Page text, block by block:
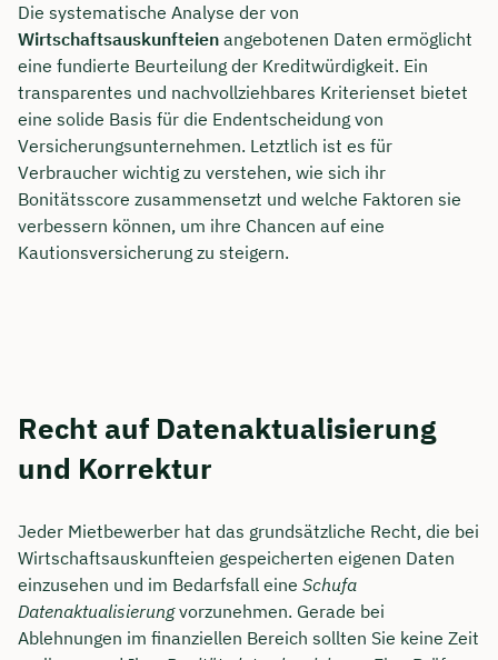
Die systematische Analyse der von
Wirtschaftsauskunfteien angebotenen Daten ermöglicht
eine fundierte Beurteilung der Kreditwürdigkeit. Ein
transparentes und nachvollziehbares Kriterienset bietet
eine solide Basis für die Endentscheidung von
Versicherungsunternehmen. Letztlich ist es für
Verbraucher wichtig zu verstehen, wie sich ihr
Bonitätsscore zusammensetzt und welche Faktoren sie
verbessern können, um ihre Chancen auf eine
Kautionsversicherung zu steigern.
Recht auf Datenaktualisierung
und Korrektur
Jeder Mietbewerber hat das grundsätzliche Recht, die bei
Wirtschaftsauskunfteien gespeicherten eigenen Daten
einzusehen und im Bedarfsfall eine Schufa
Datenaktualisierungvorzunehmen. Gerade bei
Ablehnungen im finanziellen Bereich sollten Sie keine Zeit